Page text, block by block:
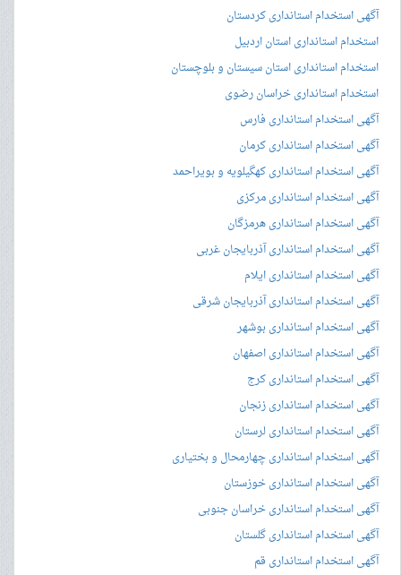
آگهی استخدام استانداری کردستان
استخدام استانداری استان اردبیل
استخدام استانداری استان سیستان و بلوچستان
استخدام استانداری خراسان رضوی
آگهی استخدام استانداری فارس
آگهی استخدام استانداری کرمان
آگهی استخدام استانداری کهگیلویه و بویراحمد
آگهی استخدام استانداری مرکزی
آگهی استخدام استانداری هرمزگان
آگهی استخدام استانداری آذربایجان غربی
آگهی استخدام استانداری ایلام
آگهی استخدام استانداری آذربایجان شرقی
آگهی استخدام استانداری بوشهر
آگهی استخدام استانداری اصفهان
آگهی استخدام استانداری کرج
آگهی استخدام استانداری زنجان
آگهی استخدام استانداری لرستان
آگهی استخدام استانداری چهارمحال و بختیاری
آگهی استخدام استانداری خوزستان
آگهی استخدام استانداری خراسان جنوبی
آگهی استخدام استانداری گلستان
آگهی استخدام استانداری قم